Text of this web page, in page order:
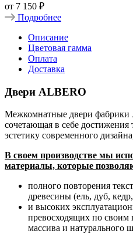
от 7 150 ₽
Подробнее
Описание
Цветовая гамма
Оплата
Доставка
Двери ALBERO
Межкомнатные двери фабрики
сочетающая в себе достижения
эстетику современного
В своем производстве мы
материалы, которые
полного повторения
древесины (ель, дуб,
и высоких
превосходящих по своим
массива и натурального